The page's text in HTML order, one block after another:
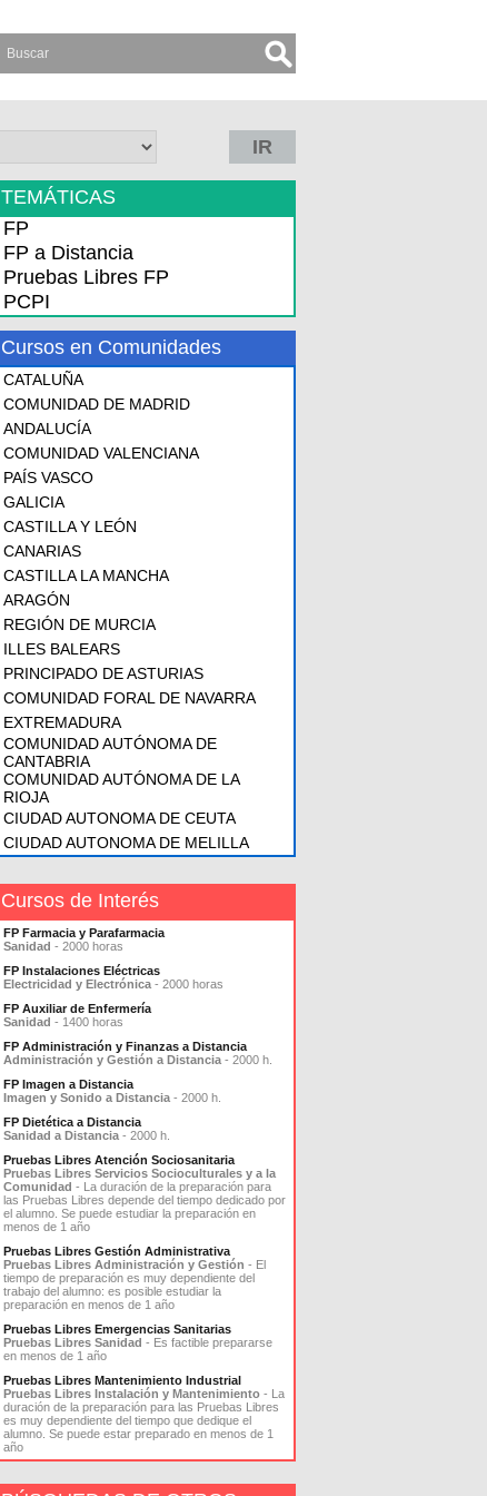
IR
TEMÁTICAS
FP
FP a Distancia
Pruebas Libres FP
PCPI
Cursos en Comunidades
CATALUÑA
COMUNIDAD DE MADRID
ANDALUCÍA
COMUNIDAD VALENCIANA
PAÍS VASCO
GALICIA
CASTILLA Y LEÓN
CANARIAS
CASTILLA LA MANCHA
ARAGÓN
REGIÓN DE MURCIA
ILLES BALEARS
PRINCIPADO DE ASTURIAS
COMUNIDAD FORAL DE NAVARRA
EXTREMADURA
COMUNIDAD AUTÓNOMA DE
CANTABRIA
COMUNIDAD AUTÓNOMA DE LA
RIOJA
CIUDAD AUTONOMA DE CEUTA
CIUDAD AUTONOMA DE MELILLA
Cursos de Interés
FP Farmacia y Parafarmacia
Sanidad - 2000 horas
FP Instalaciones Eléctricas
Electricidad y Electrónica - 2000 horas
FP Auxiliar de Enfermería
Sanidad - 1400 horas
FP Administración y Finanzas a Distancia
Administración y Gestión a Distancia - 2000 h.
FP Imagen a Distancia
Imagen y Sonido a Distancia - 2000 h.
FP Dietética a Distancia
Sanidad a Distancia - 2000 h.
Pruebas Libres Atención Sociosanitaria
Pruebas Libres Servicios Socioculturales y a la
Comunidad - La duración de la preparación para
las Pruebas Libres depende del tiempo dedicado por
el alumno. Se puede estudiar la preparación en
menos de 1 año
Pruebas Libres Gestión Administrativa
Pruebas Libres Administración y Gestión - El
tiempo de preparación es muy dependiente del
trabajo del alumno: es posible estudiar la
preparación en menos de 1 año
Pruebas Libres Emergencias Sanitarias
Pruebas Libres Sanidad - Es factible prepararse
en menos de 1 año
Pruebas Libres Mantenimiento Industrial
Pruebas Libres Instalación y Mantenimiento - La
duración de la preparación para las Pruebas Libres
es muy dependiente del tiempo que dedique el
alumno. Se puede estar preparado en menos de 1
año